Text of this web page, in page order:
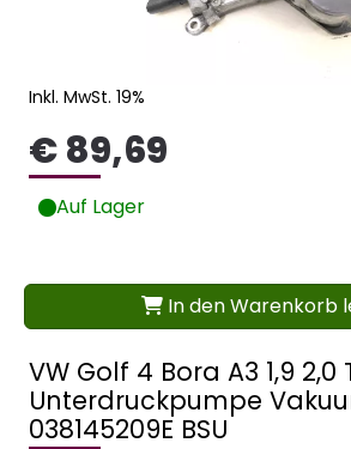
VW Golf 4 Bora A3 1,9 2,0
Unterdruckpumpe
038145209E BSU
Inkl. MwSt. 19%
€ 89,69
Auf Lager
In den Warenkorb